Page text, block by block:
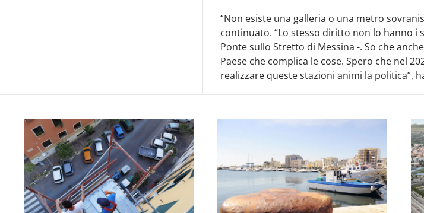
“Non esiste una galleria o una metro
continuato. “Lo stesso diritto non lo hanno i
Ponte sullo Stretto di Messina -. So che
Paese che complica le cose. Spero che nel
realizzare queste stazioni animi la politica”,